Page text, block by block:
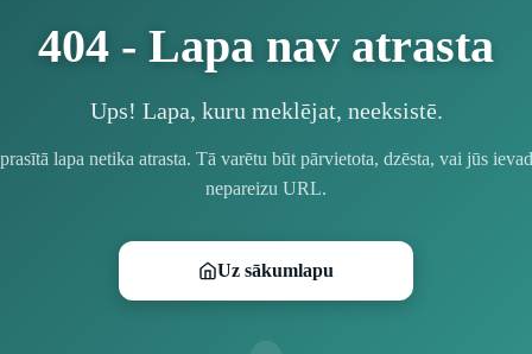
404 - Lapa nav atrasta
Ups! Lapa, kuru meklējat, neeksistē.
lapa netika atrasta. Tā varētu būt pārvietota, dzēsta, vai jūs
nepareizu URL.
Uz sākumlapu